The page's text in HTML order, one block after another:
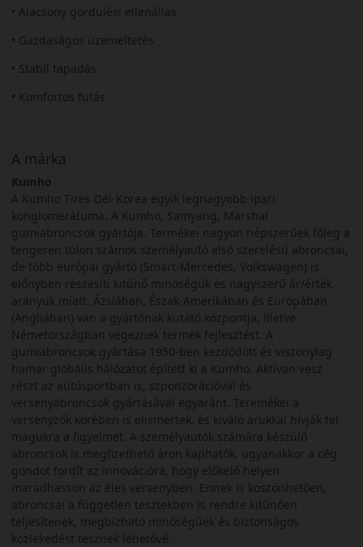
• Alacsony gördülési ellenállás
• Gazdaságos üzemeltetés
• Stabil tapadás
• Komfortos futás
A márka
Kumho
A Kumho Tires Dél-Korea egyik legnagyobb ipari
konglomerátuma. A Kumho, Samyang, Marshal
gumiabroncsok gyártója. Termékei nagyon népszerűek főleg a
tengeren túlon számos személyautó első szerelésű abroncsai,
de több európai gyártó (Smart-Mercedes, Volkswagen) is
előnyben részesíti kitűnő minőségük és nagyszerű ár/érték
arányuk miatt. Ázsiában, Észak-Amerikában és Európában
(Angliában) van a gyártónak kutató központja, illetve
Németországban végeznek termék fejlesztést. A
gumiabroncsok gyártása 1950-ben kezdődött és viszonylag
hamar globális hálózatot épített ki a Kumho. Aktívan vesz
részt az autósportban is, szponzorációval és
versenyabroncsok gyártásával egyaránt. Teremékei a
versenyzők körében is elismertek, és kiváló árukkal hívják fel
magukra a figyelmet. A személyautók számára készülő
abroncsok is megfizethető áron kaphatók, ugyanakkor a cég
gondot fordít az innovációra, hogy előkelő helyen
maradhasson az éles versenyben. Ennek is köszönhetően,
abroncsai a független tesztekben is rendre kitűnően
teljesítenek, megbízható minőségűek és biztonságos
közlekedést tesznek lehetővé.